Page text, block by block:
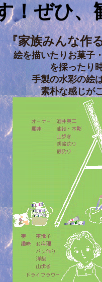
！ぜひ、
『家族みんな作
絵を描いたりお菓子
を採ったり
手製の水彩の絵
素朴な感じが